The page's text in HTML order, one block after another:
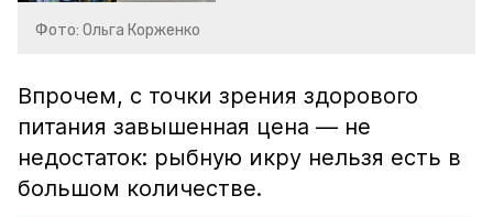
Фото: Ольга Корженко
Впрочем, с точки зрения здорового
питания завышенная цена — не
недостаток: рыбную икру нельзя есть в
большом количестве.